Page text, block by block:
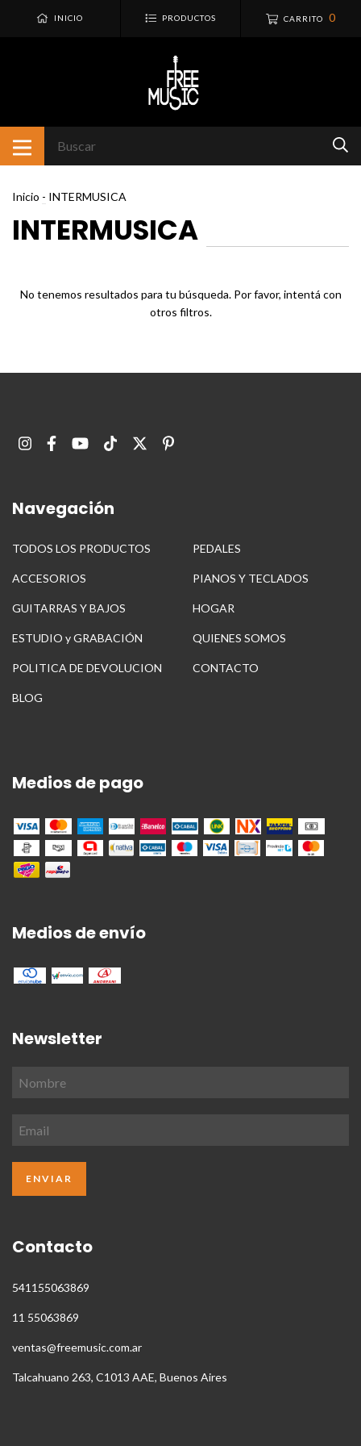
INICIO PRODUCTOS CARRITO 0
Inicio - INTERMUSICA
INTERMUSICA
No tenemos resultados para tu búsqueda. Por favor, intentá con
otros filtros.
Navegación
TODOS LOS PRODUCTOS PEDALES
ACCESORIOS PIANOS Y TECLADOS
GUITARRAS Y BAJOS HOGAR
ESTUDIO y GRABACIÓN QUIENES SOMOS
POLITICA DE DEVOLUCION CONTACTO
BLOG
Medios de pago
Medios de envío
Newsletter
Contacto
541155063869
11 55063869
ventas@freemusic.com.ar
Talcahuano 263, C1013 AAE, Buenos Aires